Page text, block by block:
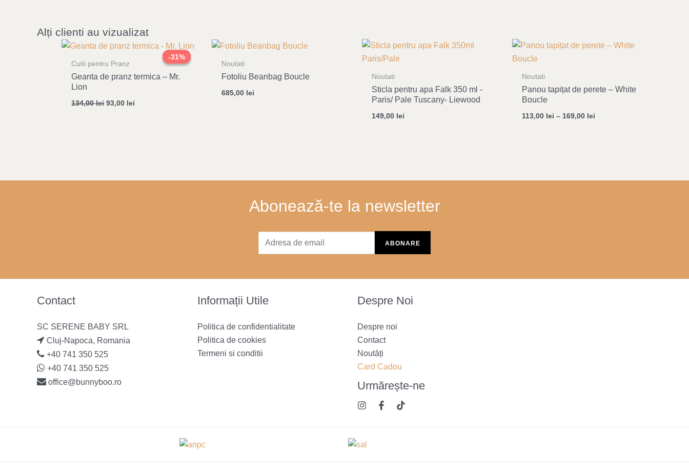
Alți clienti au vizualizat
-31%
-31%
Cutii pentru Pranz
Geanta de pranz termica – Mr.
Lion
134,00lei
Original
price
was:
93,00 lei
Current
Noutati
Fotoliu Beanbag Boucle
685,00 lei
Noutati
Sticla pentru apa Falk 350 ml -
Paris/ Pale Tuscany- Liewood
149,00 lei
Noutati
Panou tapițat de perete – White
Boucle
113,00 lei – 169,00 lei
Abonează-te la newsletter
Contact
SC SERENE BABY SRL
Cluj-Napoca, Romania
+40 741 350 525
+40 741 350 525
office@bunnyboo.ro
Informații Utile
Politica de confidentialitate
Politica de cookies
Termeni si conditii
Despre Noi
Despre noi
Contact
Noutăți
Card Cadou
Urmărește-ne